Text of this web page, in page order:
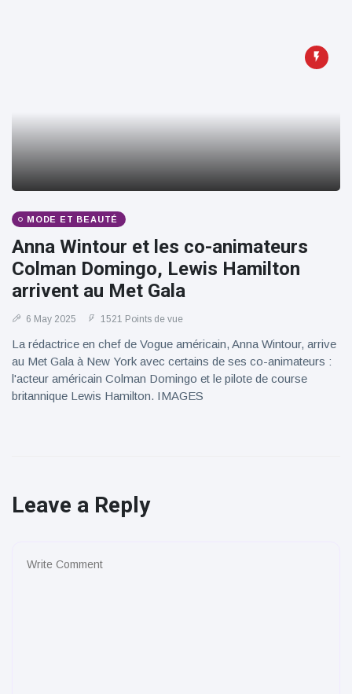
MODE ET BEAUTÉ
Anna Wintour et les co-animateurs
Colman Domingo, Lewis Hamilton
arrivent au Met Gala
6 May 2025 1521 Points de vue
La rédactrice en chef de Vogue américain, Anna Wintour, arrive
au Met Gala à New York avec certains de ses co-animateurs :
l'acteur américain Colman Domingo et le pilote de course
britannique Lewis Hamilton. IMAGES
Leave a Reply